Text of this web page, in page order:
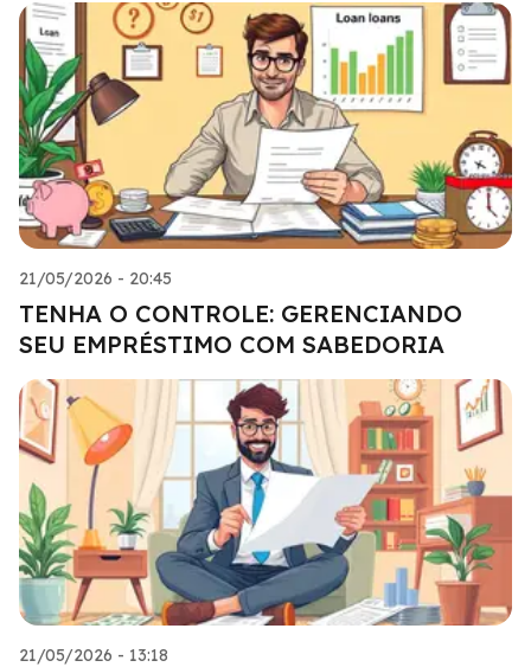
21/05/2026 - 20:45
TENHA O CONTROLE: GERENCIANDO
SEU EMPRÉSTIMO COM SABEDORIA
21/05/2026 - 13:18